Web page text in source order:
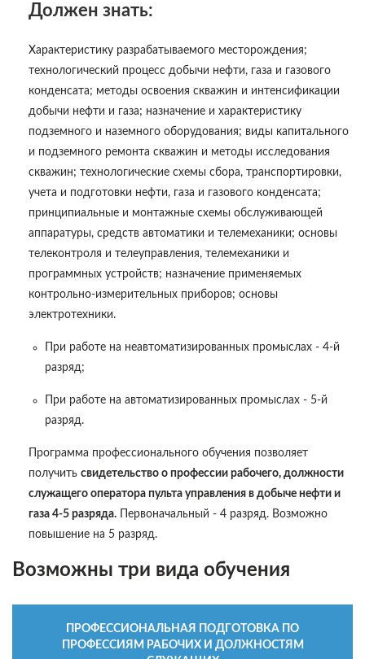
Должен знать:
Характеристику разрабатываемого месторождения;
технологический процесс добычи нефти, газа и газового
конденсата; методы освоения скважин и интенсификации
добычи нефти и газа; назначение и характеристику
подземного и наземного оборудования; виды капитального
и подземного ремонта скважин и методы исследования
скважин; технологические схемы сбора, транспортировки,
учета и подготовки нефти, газа и газового конденсата;
принципиальные и монтажные схемы обслуживающей
аппаратуры, средств автоматики и телемеханики; основы
телеконтроля и телеуправления, телемеханики и
программных устройств; назначение применяемых
контрольно-измерительных приборов; основы
электротехники.
При работе на неавтоматизированных промыслах - 4-й
разряд;
При работе на автоматизированных промыслах - 5-й
разряд.
Программа профессионального обучения позволяет
получить свидетельство о профессии рабочего, должности
служащего оператора пульта управления в добыче нефти и
газа 4-5 разряда. Первоначальный - 4 разряд. Возможно
повышение на 5 разряд.
Возможны три вида обучения
ПРОФЕССИОНАЛЬНАЯ ПОДГОТОВКА ПО
ПРОФЕССИЯМ РАБОЧИХ И ДОЛЖНОСТЯМ